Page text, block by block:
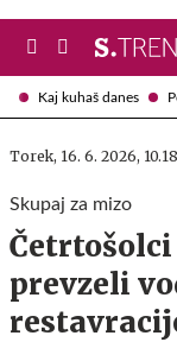
Kaj kuhaš danes
Torek, 16. 6. 2026, 10.18
Skupaj za mizo
Četrtošolci
prevzeli